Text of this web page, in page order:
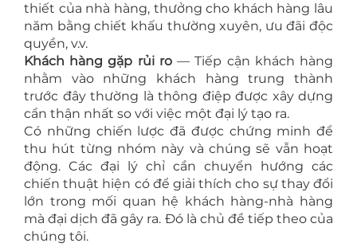
thiết của nhà hàng, thưởng cho khách hàng lâu
năm bằng chiết khấu thường xuyên, ưu đãi độc
quyền, v.v.
Khách hàng gặp rủi ro— Tiếp cận khách hàng
nhằm vào những khách hàng trung thành
trước đây thường là thông điệp được xây dựng
cẩn thận nhất so với việc một đại lý tạo ra.
Có những chiến lược đã được chứng minh để
thu hút từng nhóm này và chúng sẽ vẫn hoạt
động. Các đại lý chỉ cần chuyển hướng các
chiến thuật hiện có để giải thích cho sự thay đổi
lớn trong mối quan hệ khách hàng-nhà hàng
mà đại dịch đã gây ra. Đó là chủ đề tiếp theo của
chúng tôi.